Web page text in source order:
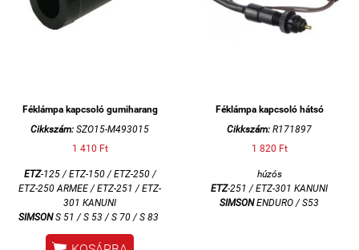
Féklámpa kapcsoló gumiharang
Cikkszám: SZO15-M493015
1 410 Ft
ETZ-125 / ETZ-150 / ETZ-250 /
ETZ-250 ARMEE / ETZ-251 / ETZ-
301 KANUNI
SIMSONS 51 / S 53 / S 70 / S 83
Féklámpa kapcsoló hátsó
Cikkszám: R171897
1 820 Ft
húzós
ETZ-251 / ETZ-301 KANUNI
SIMSONENDURO / S53